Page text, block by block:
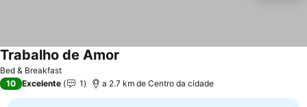
Bed & Breakfast
Trabalho de Amor
10 Excelente 1 a 2.7 km de Centro da cidade